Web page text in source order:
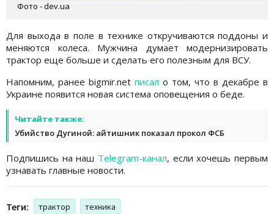
Фото - dev.ua
Для выхода в поле в технике откручиваются поддоны и
меняются колеса. Мужчина думает модернизировать
трактор еще больше и сделать его полезным для ВСУ.
Напомним, ранее bigmir.net писал о том, что в декабре в
Украине появится новая система оповещения о беде.
Читайте также:
Убийство Дугиной: айтишник показал прокол ФСБ
Подпишись на наш Telegram-канал, если хочешь первым
узнавать главные новости.
Теги: трактор техника